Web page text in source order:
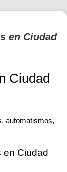
en Ciudad
Ciudad
automatismos,
en Ciudad